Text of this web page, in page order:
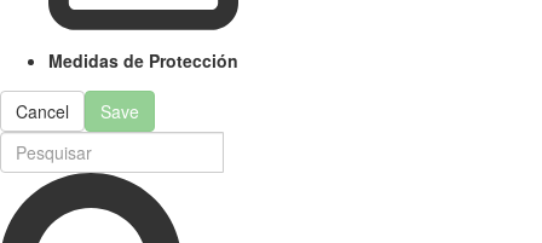
Medidas de Protección
Cancel Save